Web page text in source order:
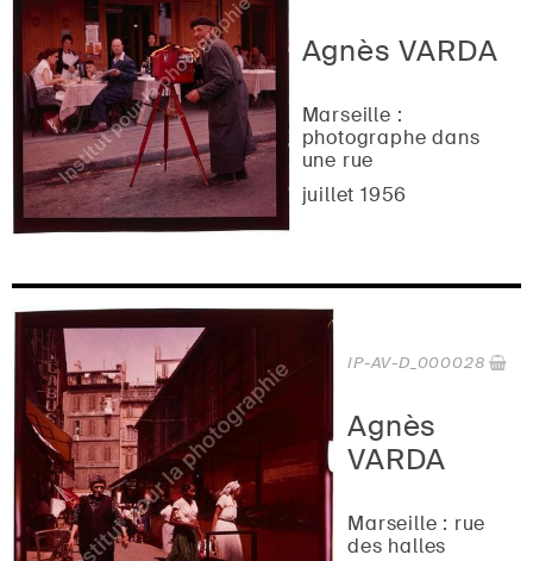
Agnès VARDA
Marseille :
photographe dans
une rue
juillet 1956
Agnès
VARDA
Marseille : rue
des halles
IP-AV-D_000028